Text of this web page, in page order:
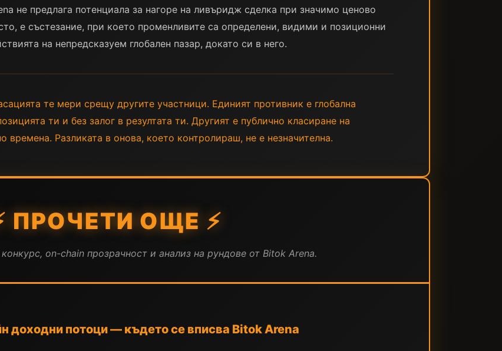
не предлага потенциала за нагоре на ливъридж сделка при значимо ценово
е състезание, при което променливите са определени, видими и позиционни
на непредсказуем глобален пазар, докато си в него.
те мери срещу другите участници. Единият противник е глобална
ти и без залог в резултата ти. Другият е публично класиране на
времена. Разликата в онова, което контролираш, не е незначителна.
ПРОЧЕТИ ОЩЕ ⚡
on-chain прозрачност и анализ на рундове от Bitok Arena.
доходни потоци — където се вписва Bitok Arena